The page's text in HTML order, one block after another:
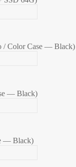
/ Color Case — Black)
— Black)
— Black)